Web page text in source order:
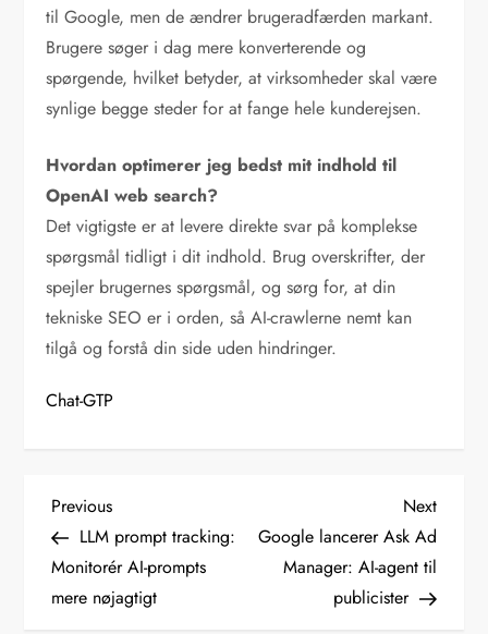
til Google, men de ændrer brugeradfærden markant.
Brugere søger i dag mere konverterende og
spørgende, hvilket betyder, at virksomheder skal være
synlige begge steder for at fange hele kunderejsen.
Hvordan optimerer jeg bedst mit indhold til
OpenAI web search?
Det vigtigste er at levere direkte svar på komplekse
spørgsmål tidligt i dit indhold. Brug overskrifter, der
spejler brugernes spørgsmål, og sørg for, at din
tekniske SEO er i orden, så AI-crawlerne nemt kan
tilgå og forstå din side uden hindringer.
Chat-GTP
I
n
d
Previous
Post
Previous
LLM prompt tracking:
Monitorér AI-prompts
mere nøjagtigt
Next
Post
Next
Google lancerer Ask Ad
Manager: AI-agent til
publicister